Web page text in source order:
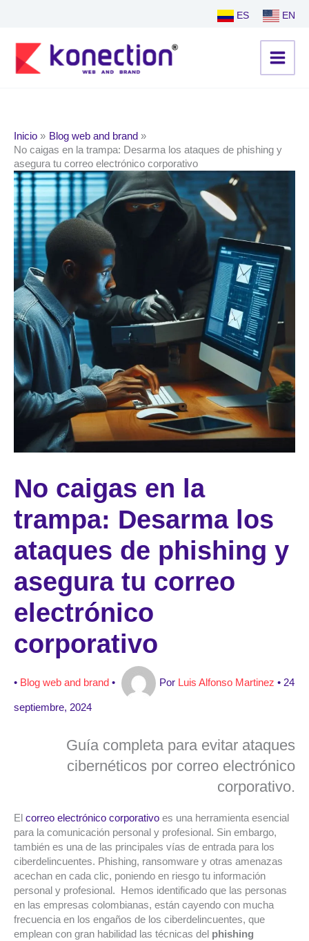
ES EN
Inicio
Blog web and brand
No caigas en la trampa: Desarma los ataques de phishing y
asegura tu correo electrónico corporativo
No caigas en la
trampa: Desarma los
ataques de phishing y
asegura tu correo
electrónico
corporativo
• Blog web and brand • Por Luis Alfonso Martinez • 24
septiembre, 2024
Guía completa para evitar ataques
cibernéticos por correo electrónico
corporativo.
El correo electrónico corporativo es una herramienta esencial
para la comunicación personal y profesional. Sin embargo,
también es una de las principales vías de entrada para los
ciberdelincuentes. Phishing, ransomware y otras amenazas
acechan en cada clic, poniendo en riesgo tu información
personal y profesional. Hemos identificado que las personas
en las empresas colombianas, están cayendo con mucha
frecuencia en los engaños de los ciberdelincuentes, que
emplean con gran habilidad las técnicas del phishing